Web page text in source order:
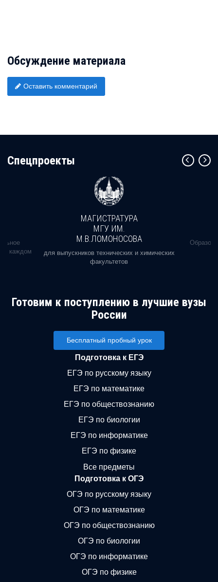
Обсуждение материала
Оставить комментарий
Cпецпроекты
в каждом
МАГИСТРАТУРА
МГУ ИМ.
М.В.ЛОМОНОСОВА
для выпускников технических и химических
факультетов
Готовим к поступлению в лучшие вузы
России
Бесплатный пробный урок
Подготовка к ЕГЭ
ЕГЭ по русскому языку
ЕГЭ по математике
ЕГЭ по обществознанию
ЕГЭ по биологии
ЕГЭ по информатике
ЕГЭ по физике
Все предметы
Подготовка к ОГЭ
ОГЭ по русскому языку
ОГЭ по математике
ОГЭ по обществознанию
ОГЭ по биологии
ОГЭ по информатике
ОГЭ по физике